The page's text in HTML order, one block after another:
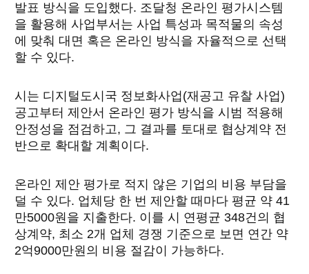
발표 방식을 도입했다. 조달청 온라인 평가시스템
을 활용해 사업부서는 사업 특성과 목적물의 속성
에 맞춰 대면 혹은 온라인 방식을 자율적으로 선택
할 수 있다.
시는 디지털도시국 정보화사업(재공고 유찰 사업)
공고부터 제안서 온라인 평가 방식을 시범 적용해
안정성을 점검하고, 그 결과를 토대로 협상계약 전
반으로 확대할 계획이다.
온라인 제안 평가로 적지 않은 기업의 비용 부담을
덜 수 있다. 업체당 한 번 제안할 때마다 평균 약 41
만5000원을 지출한다. 이를 시 연평균 348건의 협
상계약, 최소 2개 업체 경쟁 기준으로 보면 연간 약
2억9000만원의 비용 절감이 가능하다.